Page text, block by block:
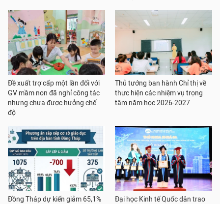
Đề xuất trợ cấp một lần đối với
GV mầm non đã nghỉ công tác
nhưng chưa được hưởng chế
độ
Thủ tướng ban hành Chỉ thị về
thực hiện các nhiệm vụ trọng
tâm năm học 2026-2027
Đồng Tháp dự kiến giảm 65,1%
Đại học Kinh tế Quốc dân trao